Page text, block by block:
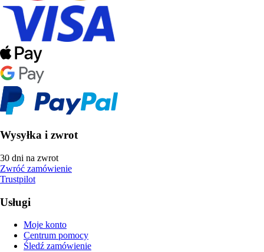
Wysyłka i zwrot
30 dni na zwrot
Zwróć zamówienie
Trustpilot
Usługi
Moje konto
Centrum pomocy
Śledź zamówienie